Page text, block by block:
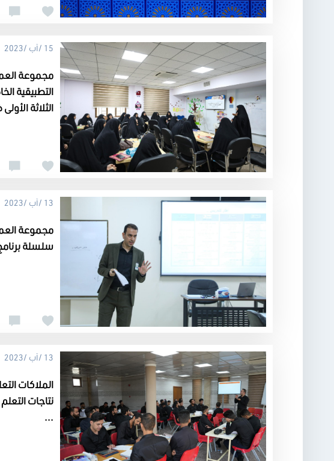
15 /آب /2023 06:13 م
مجموعة
التطبيقية
الثلاثة
13 /آب /2023 08:52 م
مجموعة
سلسلة
13 /آب /2023 07:04 م
الملاكات
نتاجات
...